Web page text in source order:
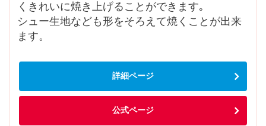
くきれいに焼き上げることができます｡
シュー生地なども形をそろえて焼くことが出来
ます。
詳細ページ
公式ページ